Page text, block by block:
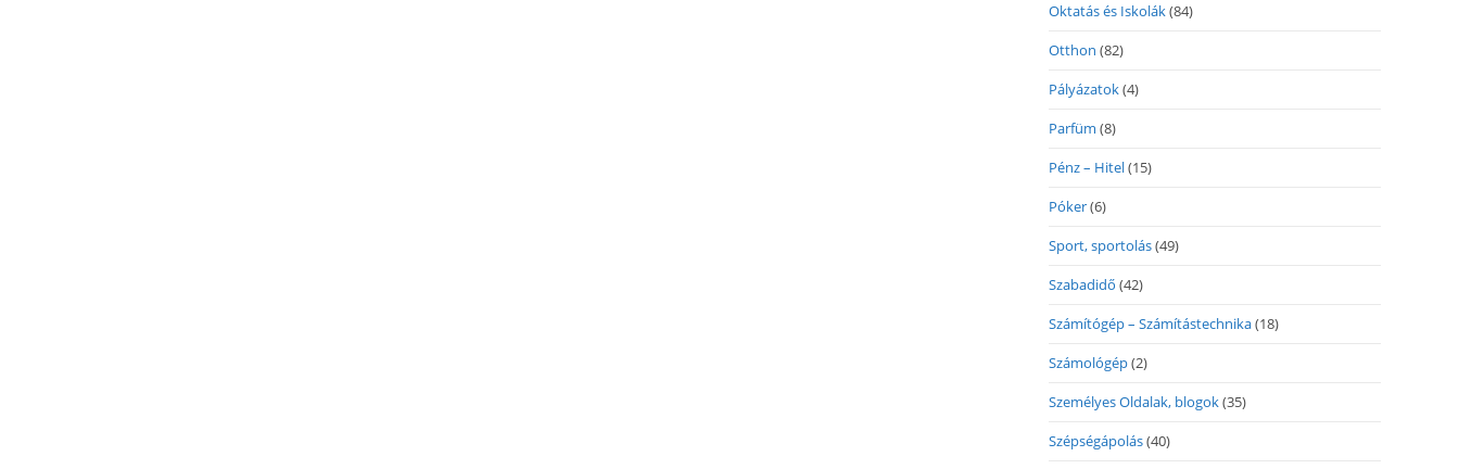
Oktatás és Iskolák(84)
Otthon (82)
Pályázatok(4)
Parfüm (8)
Pénz – Hitel(15)
Póker(6)
Sport, sportolás(49)
Szabadidő (42)
Számítógép – Számítástechnika(18)
Számológép(2)
Személyes Oldalak, blogok(35)
Szépségápolás(40)